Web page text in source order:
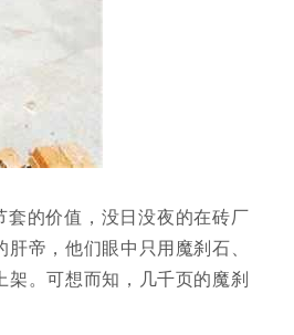
的价值，没日没夜的在砖厂
帝，他们眼中只用魔刹石、
。可想而知，几千页的魔刹